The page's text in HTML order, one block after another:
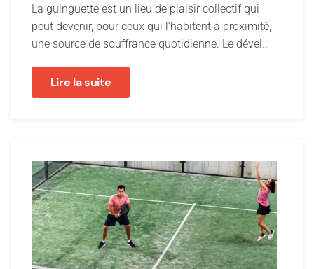
La guinguette est un lieu de plaisir collectif qui
peut devenir, pour ceux qui l’habitent à proximité,
une source de souffrance quotidienne. Le dével…
Lire la suite